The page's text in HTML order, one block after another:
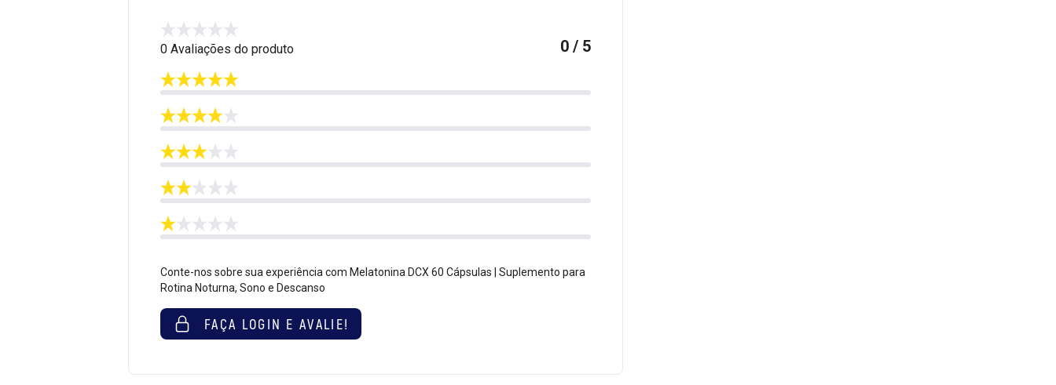
0 Avaliações do produto 0 / 5
Conte-nos sobre sua experiência com Melatonina DCX 60 Cápsulas | Suplemento para
Rotina Noturna, Sono e Descanso
FAÇA LOGIN E AVALIE!